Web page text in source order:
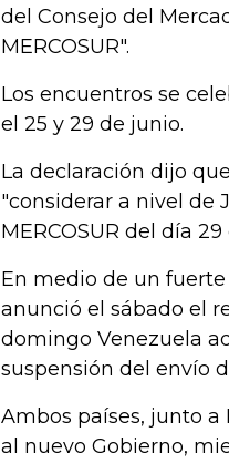
del Consejo del
MERCOSUR".
Los encuentros se
el 25 y 29 de junio.
La declaración dijo
"considerar a nivel de
MERCOSUR del día
En medio de un
anunció el sábado el
domingo Venezuela
suspensión del envío
Ambos países, junto a
al nuevo Gobierno,